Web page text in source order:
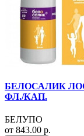
БЕЛОСАЛИК
ФЛ./КАП.
БЕЛУПО
от 843.00 р.